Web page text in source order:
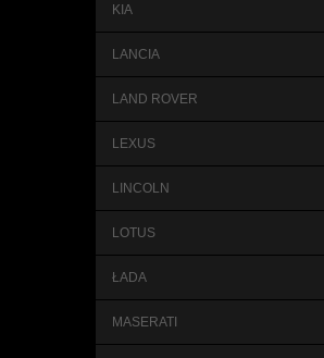
KIA
LANCIA
LAND ROVER
LEXUS
LINCOLN
LOTUS
ŁADA
MASERATI